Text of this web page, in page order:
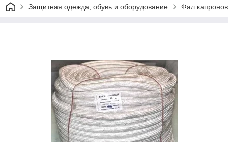
Защитная одежда, обувь и оборудование Фал